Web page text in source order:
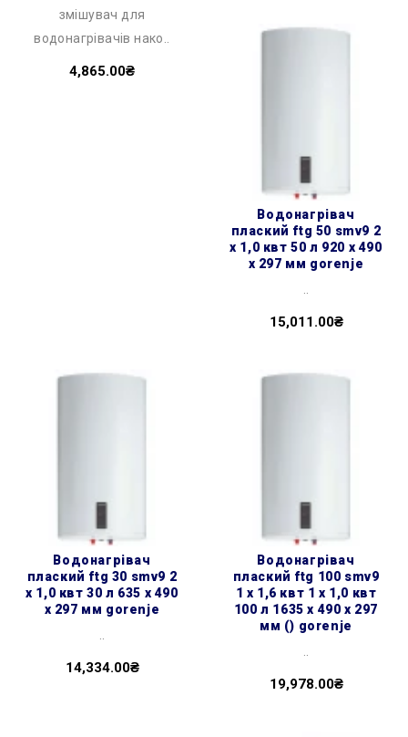
змішувач для
водонагрівачів нако..
4,865.00₴
водонагрівач
плаский ftg 50 smv9 2
х 1,0 квт 50 л 920 x 490
x 297 мм gorenje
..
15,011.00₴
водонагрівач
плаский ftg 30 smv9 2
х 1,0 квт 30 л 635 x 490
x 297 мм gorenje
..
14,334.00₴
водонагрівач
плаский ftg 100 smv9
1 х 1,6 квт 1 х 1,0 квт
100 л 1635 x 490 x 297
мм () gorenje
..
19,978.00₴